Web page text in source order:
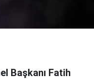
Başkanı Fatih